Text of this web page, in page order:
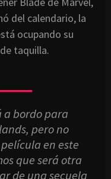
del calendario, la
ocupando su
taquilla.
a bordo para
pero no
en este
que será otra
de una secuela